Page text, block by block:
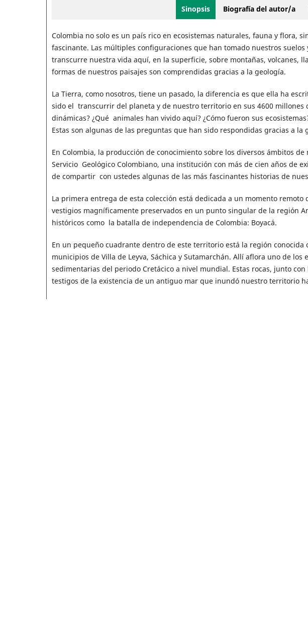
Sinopsis Biografía del autor/a
Colombia no solo es un país rico en ecosistemas naturales, fauna y flora,
fascinante. Las múltiples configuraciones que han tomado nuestros
transcurre nuestra vida aquí, en la superficie, sobre montañas, volcanes,
formas de nuestros paisajes son comprendidas gracias a la geología.
La Tierra, como nosotros, tiene un pasado, la diferencia es que ella ha
sido el transcurrir del planeta y de nuestro territorio en sus 4600 millones
dinámicas? ¿Qué animales han vivido aquí? ¿Cómo fueron sus
Estas son algunas de las preguntas que han sido respondidas gracias a la
En Colombia, la producción de conocimiento sobre los diversos ámbitos
Servicio Geológico Colombiano, una institución con más de cien años de
de compartir con ustedes algunas de las más fascinantes historias de
La primera entrega de esta colección está dedicada a un momento
vestigios magníficamente preservados en un punto singular de la región
históricos como la batalla de independencia de Colombia: Boyacá.
En un pequeño cuadrante dentro de este territorio está la región conocida
municipios de Villa de Leyva, Sáchica y Sutamarchán. Allí aflora uno de los
sedimentarias del periodo Cretácico a nivel mundial. Estas rocas, junto
testigos de la existencia de un antiguo mar que inundó nuestro territorio